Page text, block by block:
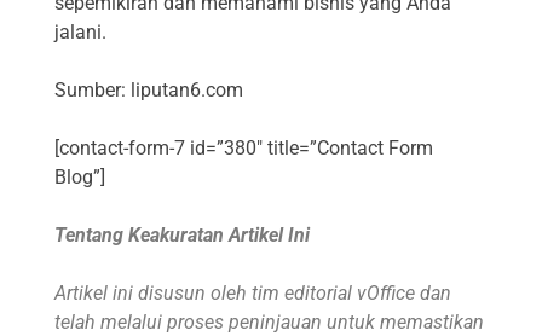
jalani.
Sumber: liputan6.com
[contact-form-7 id=”380″ title=”Contact Form
Blog”]
Tentang Keakuratan Artikel Ini
Artikel ini disusun oleh tim editorial vOffice dan
telah melalui proses peninjauan untuk memastikan